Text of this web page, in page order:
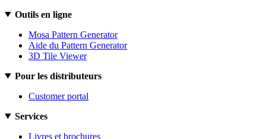
Outils en ligne
Mosa Pattern Generator
Aide du Pattern Generator
3D Tile Viewer
Pour les distributeurs
Customer portal
Services
Livres et brochures